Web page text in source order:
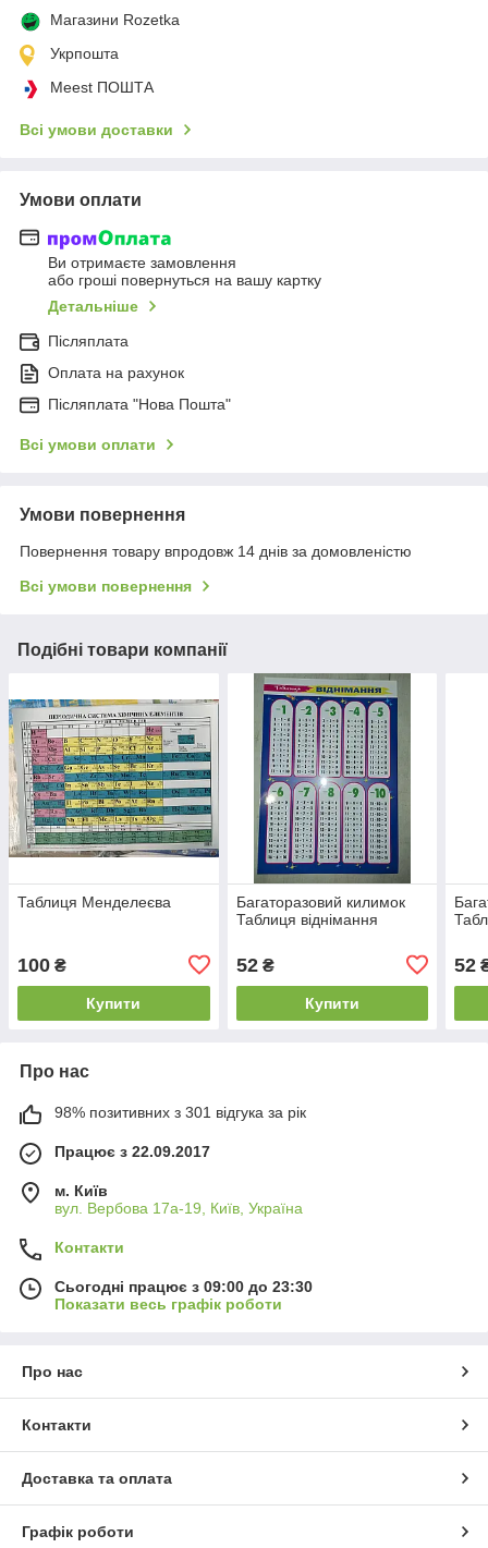
Магазини Rozetka
Укрпошта
Meest ПОШТА
Всі умови доставки
Умови оплати
Ви отримаєте замовлення
або гроші повернуться на вашу картку
Детальніше
Післяплата
Оплата на рахунок
Післяплата "Нова Пошта"
Всі умови оплати
Умови повернення
Повернення товару впродовж 14 днів за домовленістю
Всі умови повернення
Подібні товари компанії
Таблиця Менделеєва
100 ₴
Купити
Багаторазовий килимок
Таблиця віднімання
52₴
Купити
52
Про нас
98% позитивних з 301 відгука за рік
Працює з 22.09.2017
м. Київ
вул. Вербова 17а-19, Київ, Україна
Контакти
Сьогодні працює з 09:00 до 23:30
Показати весь графік роботи
Про нас
Контакти
Доставка та оплата
Графік роботи